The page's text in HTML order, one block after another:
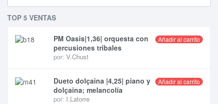
TOP 5 VENTAS
Añadir al carrito
PM Oasis|1,36| orquesta con
percusiones tribales
por: V.Chust
Añadir al carrito
Dueto dolçaina |4,25| piano y
dolçaina; melancolía
por: I.Latorre